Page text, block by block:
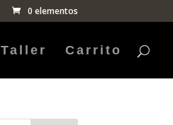
0 elementos
Taller Carrito